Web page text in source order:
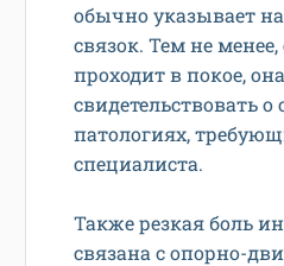
обычно указывает
связок. Тем не менее,
проходит в покое,
свидетельствовать о
патологиях,
специалиста.
Также резкая боль
связана с опорно-